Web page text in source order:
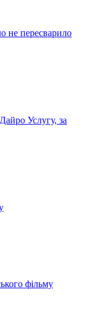
не пересварило
Услугу, за
фільму